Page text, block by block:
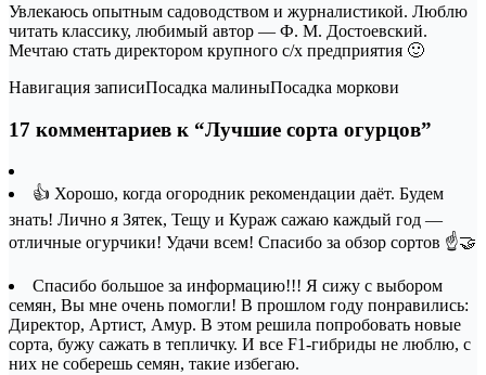
Увлекаюсь опытным садоводством и журналистикой. Люблю
читать классику, любимый автор — Ф. М. Достоевский.
Мечтаю стать директором крупного с/х предприятия 🙂
Навигация записиПосадка малиныПосадка моркови
17 комментариев к “Лучшие сорта огурцов”
👍 Хорошо, когда огородник рекомендации даёт. Будем
знать! Лично я Зятек, Тещу и Кураж сажаю каждый год —
отличные огурчики! Удачи всем! Спасибо за обзор сортов ☝🤝
Спасибо большое за информацию!!! Я сижу с выбором
семян, Вы мне очень помогли! В прошлом году понравились:
Директор, Артист, Амур. В этом решила попробовать новые
сорта, бужу сажать в тепличку. И все F1-гибриды не люблю, с
них не соберешь семян, такие избегаю.